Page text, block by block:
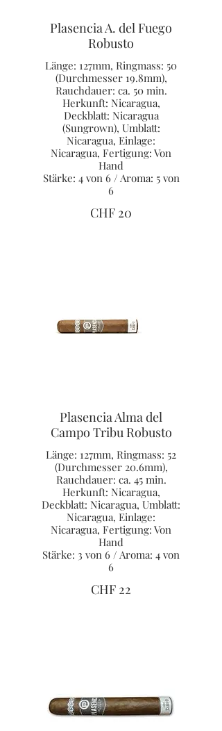
Plasencia A. del Fuego
Robusto
Länge: 127mm, Ringmass: 50
(Durchmesser 19.8mm),
Rauchdauer: ca. 50 min.
Herkunft: Nicaragua,
Deckblatt: Nicaragua
(Sungrown), Umblatt:
Nicaragua, Einlage:
Nicaragua, Fertigung: Von
Hand
Stärke: 4 von 6 / Aroma: 5 von
6
CHF 20
Plasencia Alma del
Campo Tribu Robusto
Länge: 127mm, Ringmass: 52
(Durchmesser 20.6mm),
Rauchdauer: ca. 45 min.
Herkunft: Nicaragua,
Deckblatt: Nicaragua, Umblatt:
Nicaragua, Einlage:
Nicaragua, Fertigung: Von
Hand
Stärke: 3 von 6 / Aroma: 4 von
6
CHF 22